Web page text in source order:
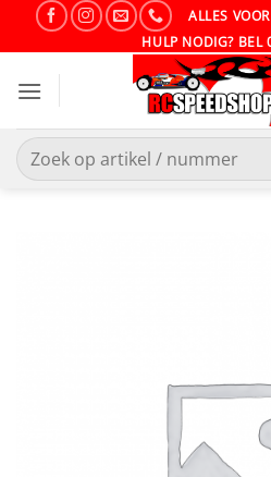
ALLES
HULP NODIG?
Zoeken
naar: